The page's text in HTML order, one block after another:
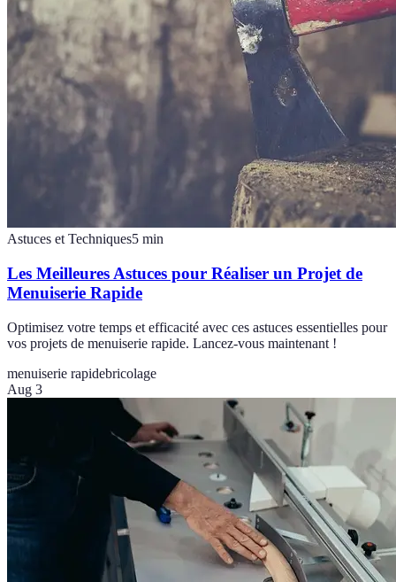
Astuces et Techniques5 min
Les Meilleures Astuces pour Réaliser un Projet de
Menuiserie Rapide
Optimisez votre temps et efficacité avec ces astuces essentielles pour
vos projets de menuiserie rapide. Lancez-vous maintenant !
menuiserie rapidebricolage
Aug 3